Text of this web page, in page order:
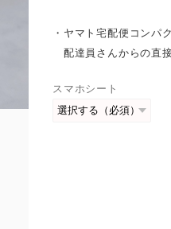
・ヤマト宅配便コンパ
配達員さんからの直
スマホシート